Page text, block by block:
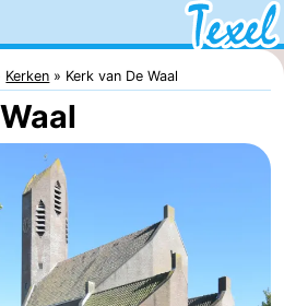
Kerken Kerk van De Waal